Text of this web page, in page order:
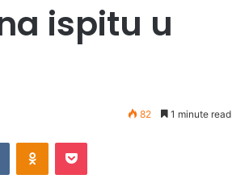
ispitu u
82 1 minute read
VKontakteOdnoklassniki
Pocket